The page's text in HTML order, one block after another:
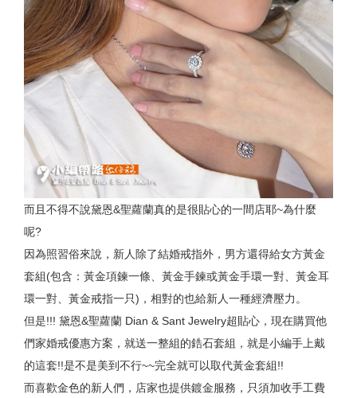
而且不得不說黛恩&聖蘿蘭真的是很貼心的一間店耶~為什麼
呢?
因為照習俗來說，新人除了結婚戒指外，男方還得給女方黃金
套組(包含：黃金項鍊一條、黃金手鍊或黃金手環一對、黃金耳
環一對、黃金戒指一只)，相對的也給新人一種經濟壓力。
但是!!! 黛恩&聖蘿蘭 Dian & Sant Jewelry超貼心，現在購買他
們家婚戒優惠方案，就送一整組的鋯石套組，就是小編手上戴
的這套!!是不是美到不行~~完全就可以取代黃金套組!!
而喜歡金色的新人們，店家也提供鍍金服務，只須加收手工費